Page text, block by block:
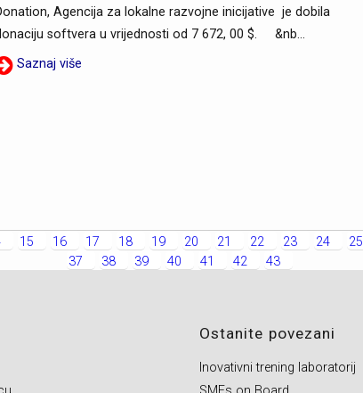
Agencija za lokalne razvojne inicijative je dobila
softvera u vrijednosti od 7 672, 00 $. &nb...
Saznaj više
15 16 17 18 19 20 21 22 23 24 25
37
38 39 40 41 42 43
Ostanite povezani
Inovativni trening laboratorij